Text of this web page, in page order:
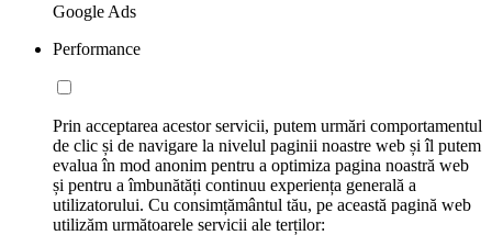
Google Ads
Performance
Prin acceptarea acestor servicii, putem urmări comportamentul
de clic și de navigare la nivelul paginii noastre web și îl putem
evalua în mod anonim pentru a optimiza pagina noastră web
și pentru a îmbunătăți continuu experiența generală a
utilizatorului. Cu consimțământul tău, pe această pagină web
utilizăm următoarele servicii ale terților: